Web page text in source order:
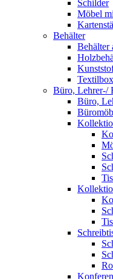
Schilder
Möbel
Behälter
Behälter
Büro, Lehrer-/
Büro,